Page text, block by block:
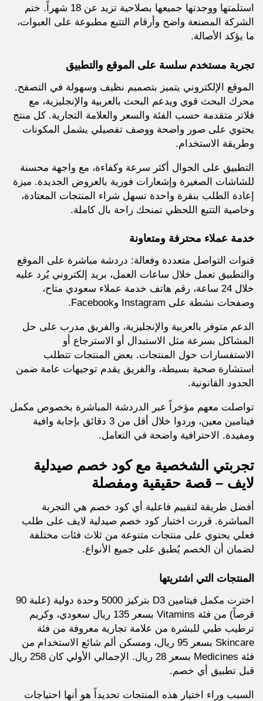
استلمتها ووجدتها جميعها بصلاحية تزيد عن 18 شهراً. ختم
الشركة المصنعة واضح وأرقام التتبع مطبوعة على العبوات،
ما يؤكد الأصالة.
تجربة مستخدم سلسة على الموقع والتطبيق
الموقع الإلكتروني يتميز بتصميم نظيف وسهولة في التصفح.
محرك البحث قوي ويدعم البحث بالعربية والإنجليزية، مع
فلاتر متقدمة حسب الفئة والسعر والعلامة التجارية. كل منتج
يحتوي على صور واضحة ووصف تفصيلي يشمل المكونات
وطريقة الاستخدام.
التطبيق على الجوال أكثر سرعة وكفاءة، مع واجهة محسنة
للشاشات الصغيرة وإشعارات فورية بالعروض الجديدة. ميزة
إعادة الطلب بنقرة واحدة تسهل شراء المنتجات المعتادة،
وخاصية التتبع اللحظي تمنحك راحة بال كاملة.
خدمة عملاء محترفة ومتعاونة
قنوات التواصل متعددة وفعالة: دردشة مباشرة على الموقع
والتطبيق تعمل خلال ساعات العمل، بريد إلكتروني يُرد عليه
خلال 24 ساعة، رقم هاتف خدمة عملاء سعودي متاح،
وصفحات نشطة على Instagram وFacebook.
الدعم متوفر بالعربية والإنجليزية، والفريق مدرب على حل
المشاكل بسرعة مثل الاستبدال أو الاسترجاع أو
الاستفسارات حول المنتجات. بعض المنتجات تتطلب
استشارة صحية بسيطة، والفريق يقدم توجيهات عامة ضمن
الحدود القانونية.
تواصلت معهم مؤخراً عبر الدردشة المباشرة بخصوص مكمل
فيتامين معين، وردوا خلال أقل من 3 دقائق بإجابة وافية
ومفيدة. الاحترافية واضحة في التعامل.
تجربتي الشخصية مع كود خصم صيدلية
لايف – قصة حقيقية ومفصلة
أفضل طريقة لتقييم فاعلية أي كود خصم هي التجربة
المباشرة. قررت اختبار كود خصم صيدلية لايف على طلب
فعلي يحتوي على منتجات متنوعة من ثلاث فئات مختلفة
لضمان أن الخصم يُطبق على جميع الأنواع.
المنتجات التي اشتريتها
اخترت مكمل فيتامين D3 بتركيز 5000 وحدة دولية (علبة 90
قرصاً) من فئة Vitamins بسعر 135 ريال سعودي، وكريم
ترطيب طبي للبشرة من علامة تجارية معروفة من فئة
Skincare بسعر 95 ريال، ومسكن ألم شائع الاستخدام من
فئة Medicines بسعر 28 ريال. الإجمالي الأولي كان 258 ريال
قبل تطبيق أي خصم.
السبب وراء اختيار هذه المنتجات تحديداً هو أنها احتياجات